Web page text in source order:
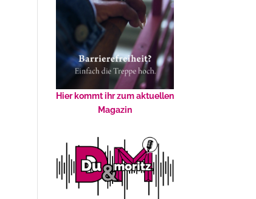
Hier kommt ihr zum aktuellen
Magazin